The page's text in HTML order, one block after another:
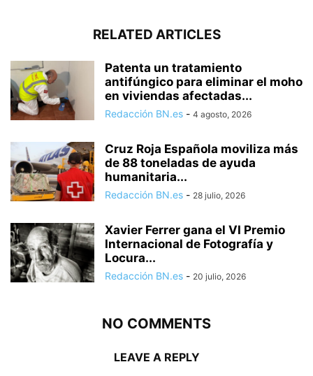
RELATED ARTICLES
Patenta un tratamiento
antifúngico para eliminar el moho
en viviendas afectadas...
Redacción BN.es - 4 agosto, 2026
Cruz Roja Española moviliza más
de 88 toneladas de ayuda
humanitaria...
Redacción BN.es - 28 julio, 2026
Xavier Ferrer gana el VI Premio
Internacional de Fotografía y
Locura...
Redacción BN.es - 20 julio, 2026
NO COMMENTS
LEAVE A REPLY